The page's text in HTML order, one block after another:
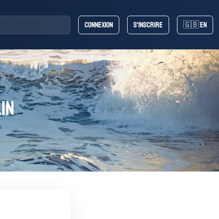
Connexion S'inscrire 🇬🇧 EN